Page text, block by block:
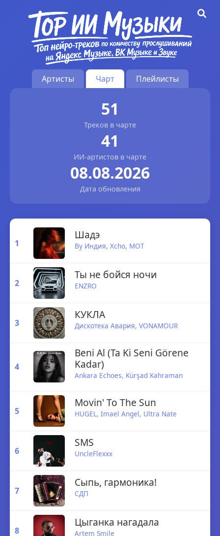
Артисты Чарт Плейлисты
51
Треков в чарте
41
ИИ-артистов в чарте
08.08.2026
Дата обновления
1
Шадэ
By Индия, Xcho, MOT
2
Ты не бойся ночи
ENZRO
3
КУКЛА
Дискотека Авария, VONAMOUR
4
Beni Al (Ta Ki Seni Görene
Kadar)
Ankara Echoes, Kürşad Kahraman
5
Movin' To The Sun
HUGEL, Imael Angel, Ultra Nate
6
SMS
UncleFlexxx
7
Сыпь, гармоника!
СДП
8
Цыганка нагадала
Artem Smile